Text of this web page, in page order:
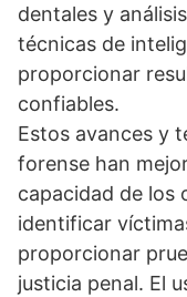
dentales y
técnicas de
proporcionar
confiables.
Estos avances y
forense han
capacidad de los
identificar
proporcionar
justicia penal. El